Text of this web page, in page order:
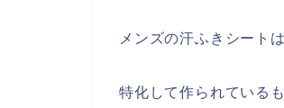
メンズの汗ふきシート
特化して作られている